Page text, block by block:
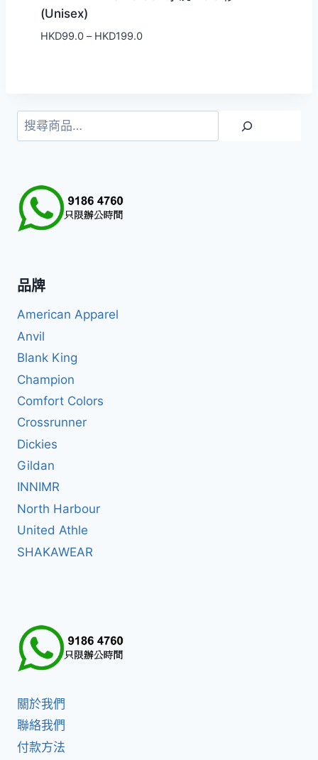
(Unisex)
HKD99.0 – HKD199.0價
搜
尋
品牌
American Apparel
Anvil
Blank King
Champion
Comfort Colors
Crossrunner
Dickies
Gildan
INNIMR
North Harbour
United Athle
SHAKAWEAR
關於我們
聯絡我們
付款方法